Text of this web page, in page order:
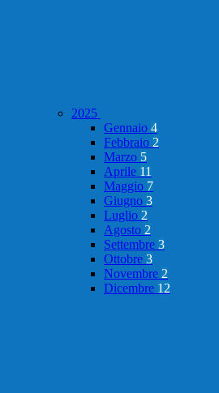
2025
Gennaio 4
Febbraio 2
Marzo 5
Aprile 11
Maggio 7
Giugno 3
Luglio 2
Agosto 2
Settembre 3
Ottobre 3
Novembre 2
Dicembre 12